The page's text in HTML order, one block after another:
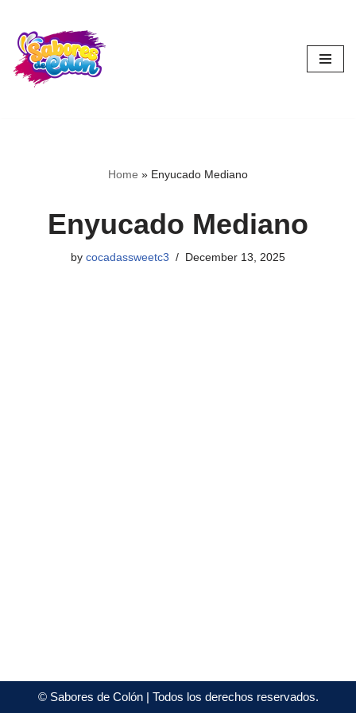
Skip
to
content
Home » Enyucado Mediano
Enyucado Mediano
by cocadassweetc3 December 13, 2025
©Sabores de Colón| Todos los derechos reservados.